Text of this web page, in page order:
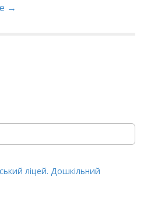
→
ліцей. Дошкільний